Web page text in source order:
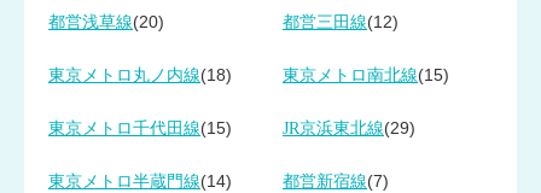
都営浅草線(20) 都営三田線(12)
東京メトロ丸ノ内線(18) 東京メトロ南北線(15)
東京メトロ千代田線(15) JR京浜東北線(29)
東京メトロ半蔵門線(14) 都営新宿線(7)